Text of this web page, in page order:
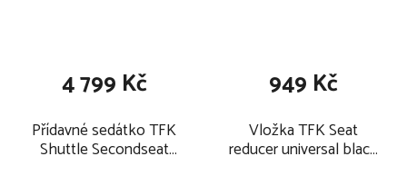
Přídavné sedátko TFK
Shuttle Secondseat
4 799 Kč
Vložka TFK Seat
reducer universal black
949 Kč